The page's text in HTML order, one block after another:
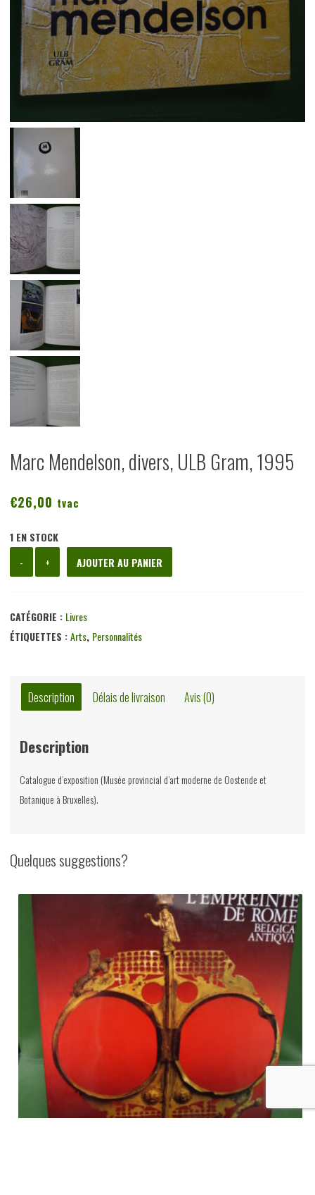
Marc Mendelson, divers, ULB Gram, 1995
€26,00 tvac
1 EN STOCK
-
de
Mendelson,
divers,
1995
+ AJOUTER AU PANIER
CATÉGORIE : Livres
ÉTIQUETTES :Arts, Personnalités
Description Délais de livraison Avis (0)
Description
Catalogue d’exposition (Musée provincial d’art moderne de Oostende et
Botanique à Bruxelles).
Quelques suggestions?